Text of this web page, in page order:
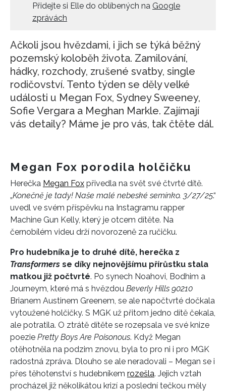
Přidejte si Elle do oblíbených na Google
zprávách
Ačkoli jsou hvězdami, i jich se týká běžný
pozemský koloběh života. Zamilování,
hádky, rozchody, zrušené svatby, single
rodičovství. Tento týden se děly velké
události u Megan Fox, Sydney Sweeney,
Sofie Vergara a Meghan Markle. Zajímají
vás detaily? Máme je pro vás, tak čtěte dál.
Megan Fox porodila holčičku
Herečka Megan Fox přivedla na svět své čtvrté dítě.
„Konečně je tady! Naše malé nebeské semínko. 3/27/25.“
uvedl ve svém příspěvku na Instagramu rapper
Machine Gun Kelly, který je otcem dítěte. Na
černobílém videu drží novorozeně za ručičku.
Pro hudebníka je to druhé dítě, herečka z
Transformers se díky nejnovějšímu přírůstku stala
matkou již počtvrté. Po synech Noahovi, Bodhim a
Journeym, které má s hvězdou Beverly Hills 90210
Brianem Austinem Greenem, se ale napočtvrté dočkala
vytoužené holčičky. S MGK už přitom jedno dítě čekala,
ale potratila. O ztrátě dítěte se rozepsala ve své knize
poezie Pretty Boys Are Poisonous. Když Megan
otěhotněla na podzim znovu, byla to pro ni i pro MGK
radostná zpráva. Dlouho se ale neradovali – Megan se i
přes těhotenství s hudebníkem rozešla. Jejich vztah
procházel již několikátou krizí a poslední tečkou měly